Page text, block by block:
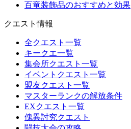
百竜装飾品のおすすめと効果
クエスト情報
全クエスト一覧
キークエ一覧
集会所クエスト一覧
イベントクエスト一覧
盟友クエスト一覧
マスターランクの解放条件
EXクエスト一覧
傀異討究クエスト